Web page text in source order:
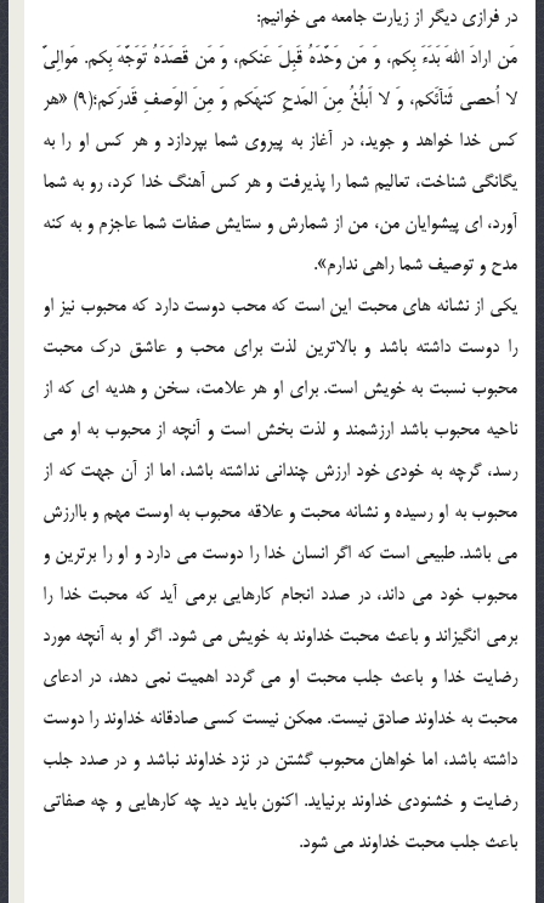
در فرازی دیگر از زیارت جامعه می خوانیم:
مَن ارادَ اللهَ بَدَءَ بِکم، وَ مَن وَحَّدَهُ قَبِلَ عَنکم، وَ مَن قَصَدَهُ تَوَجَّهَ بِکم. مَوالِیَّ
لا اُحصی ثَنآئَکم، وَ لا اَبلُغُ مِنَ المَدحِ کنهَکم وَ مِنَ الوَصفِ قَدرَکم؛(9) «هر
کس خدا خواهد و جوید، در آغاز به پیروی شما بپردازد و هر کس او را به
یگانگی شناخت، تعالیم شما را پذیرفت و هر کس آهنگ خدا کرد، رو به شما
آورد، ای پیشوایان من، من از شمارش و ستایش صفات شما عاجزم و به کنه
مدح و توصیف شما راهی ندارم».
یکی از نشانه های محبت این است که محب دوست دارد که محبوب نیز او
را دوست داشته باشد و بالاترین لذت برای محب و عاشق درک محبت
محبوب نسبت به خویش است. برای او هر علامت، سخن و هدیه ای که از
ناحیه محبوب باشد ارزشمند و لذت بخش است و آنچه از محبوب به او می
رسد، گرچه به خودی خود ارزش چندانی نداشته باشد، اما از آن جهت که از
محبوب به او رسیده و نشانه محبت و علاقه محبوب به اوست مهم و باارزش
می باشد. طبیعی است که اگر انسان خدا را دوست می دارد و او را برترین و
محبوب خود می داند، در صدد انجام کارهایی برمی آید که محبت خدا را
برمی انگیزاند و باعث محبت خداوند به خویش می شود. اگر او به آنچه مورد
رضایت خدا و باعث جلب محبت او می گردد اهمیت نمی دهد، در ادعای
محبت به خداوند صادق نیست. ممکن نیست کسی صادقانه خداوند را دوست
داشته باشد، اما خواهان محبوب گشتن در نزد خداوند نباشد و در صدد جلب
رضایت و خشنودی خداوند برنیاید. اکنون باید دید چه کارهایی و چه صفاتی
باعث جلب محبت خداوند می شود.